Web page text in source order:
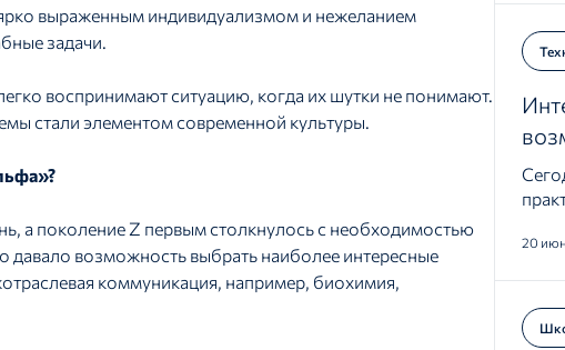
выраженным индивидуализмом и нежеланием
задачи.
воспринимают ситуацию, когда их шутки не понимают.
стали элементом современной культуры.
а поколение Z первым столкнулось с необходимостью
давало возможность выбрать наиболее интересные
коммуникация, например, биохимия,
20